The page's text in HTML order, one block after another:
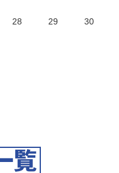
28 29 30